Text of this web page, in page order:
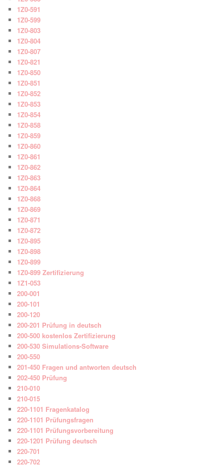
1Z0-591
1Z0-599
1Z0-803
1Z0-804
1Z0-807
1Z0-821
1Z0-850
1Z0-851
1Z0-852
1Z0-853
1Z0-854
1Z0-858
1Z0-859
1Z0-860
1Z0-861
1Z0-862
1Z0-863
1Z0-864
1Z0-868
1Z0-869
1Z0-871
1Z0-872
1Z0-895
1Z0-898
1Z0-899
1Z0-899 Zertifizierung
1Z1-053
200-001
200-101
200-120
200-201 Prüfung in deutsch
200-500 kostenlos Zertifizierung
200-530 Simulations-Software
200-550
201-450 Fragen und antworten deutsch
202-450 Prüfung
210-010
210-015
220-1101 Fragenkatalog
220-1101 Prüfungsfragen
220-1101 Prüfungsvorbereitung
220-1201 Prüfung deutsch
220-701
220-702